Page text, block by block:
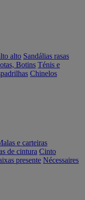
alto Sandálias rasas
Botins Ténis e
Chinelos
e carteiras
de cintura Cinto
presente Nécessaires